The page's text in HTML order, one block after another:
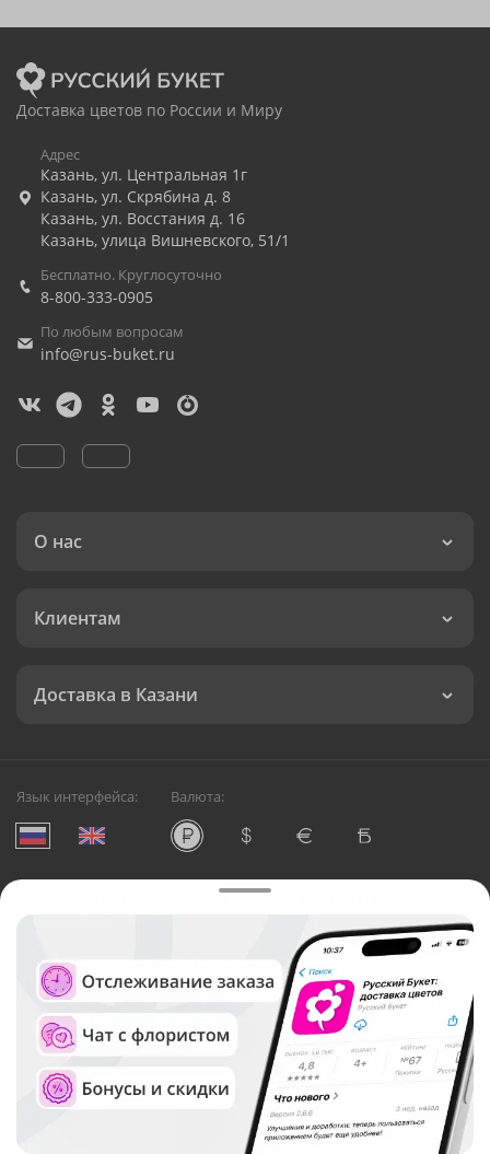
Доставка цветов по России и Миру
Адрес
Казань, ул. Центральная 1г
Казань, ул. Скрябина д. 8
Казань, ул. Восстания д. 16
Казань, улица Вишневского, 51/1
Бесплатно. Круглосуточно
8-800-333-0905
По любым вопросам
info@rus-buket.ru
О нас
Клиентам
Доставка в Казани
Язык интерфейса: Валюта:
Служба круглосуточной доставки цветов в Казани
Русский Букет, 2026
Общество с ограниченной ответственностью «Технология»
ОГРН: 1195476081745, ИНН: 5410081997
Юридический адрес: г. Новосибирск, ул. Ипподромская,
д.42, оф. 3
Рейтинг Русского букета в г. Казань